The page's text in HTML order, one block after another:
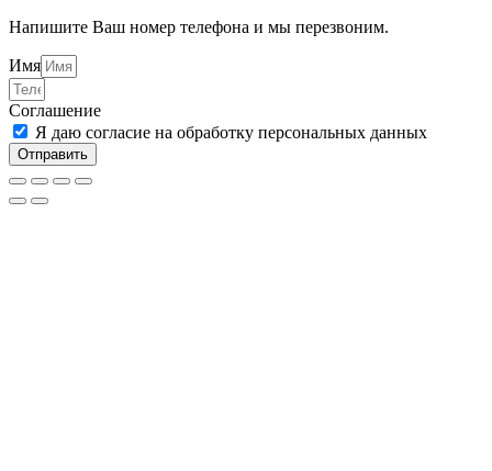
Напишите Ваш номер телефона и мы перезвоним.
Имя
Соглашение
Я даю согласие на обработку персональных данных
Отправить